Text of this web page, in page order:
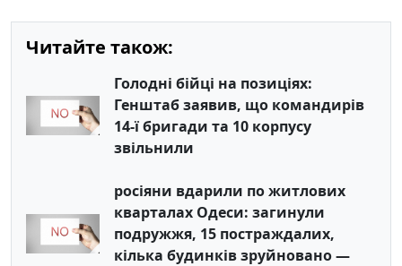
Читайте також:
Голодні бійці на позиціях:
Генштаб заявив, що командирів
14-ї бригади та 10 корпусу
звільнили
росіяни вдарили по житлових
кварталах Одеси: загинули
подружжя, 15 постраждалих,
кілька будинків зруйновано —